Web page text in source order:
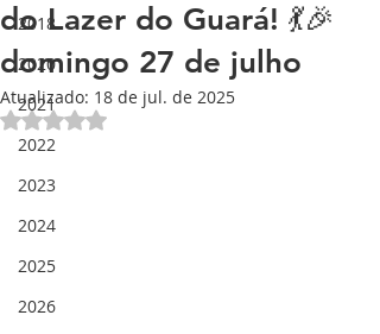
2018
2020
2021
2022
2023
2024
2025
2026
do Lazer do Guará! 💃🎉
domingo 27 de julho
Atualizado: 18 de jul. de 2025
Avaliado com NaN de 5 estrelas.